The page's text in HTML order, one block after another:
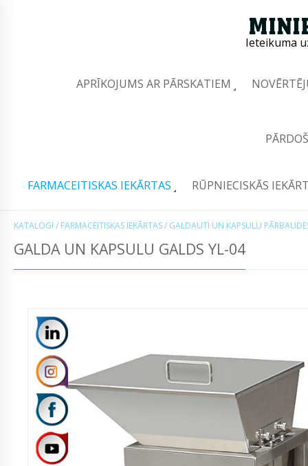
Ieteikuma
APRĪKOJUMS AR PĀRSKATIEM
FARMACEITISKAS IEKĀRTAS RŪPNIECISKĀS
KATALOGI / FARMACEITISKAS IEKĀRTAS/ GALDAUTI UN KAPSULU
GALDA UN KAPSULU GALDS YL-04